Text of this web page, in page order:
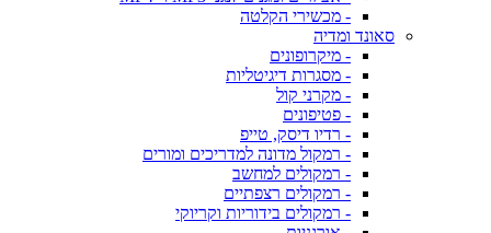
- מכשירי הקלטה
סאונד ומדיה
- מיקרופונים
- מסגרות דיגיטליות
- מקרני קול
- פטיפונים
- רדיו דיסק, טייפ
- רמקול מדונה למדריכים ומורים
- רמקולים למחשב
- רמקולים רצפתיים
- רמקולים בידוריות וקריוקי